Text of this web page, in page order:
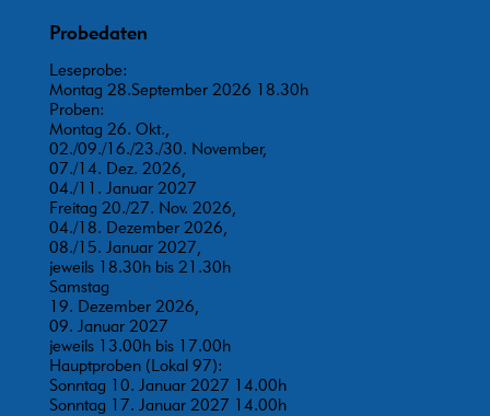
Probedaten
Leseprobe:
Montag 28.September 2026 18.30h
Proben:
Montag 26. Okt.,
02./09./16./23./30. November,
07./14. Dez. 2026,
04./11. Januar 2027
Freitag 20./27. Nov. 2026,
04./18. Dezember 2026,
08./15. Januar 2027,
jeweils 18.30h bis 21.30h
Samstag
19. Dezember 2026,
09. Januar 2027
jeweils 13.00h bis 17.00h
Hauptproben (Lokal 97):
Sonntag 10. Januar 2027 14.00h
Sonntag 17. Januar 2027 14.00h